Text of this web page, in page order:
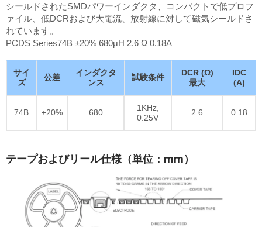
シールドされたSMDパワーインダクタ、コンパクトで低プロフ
ァイル、低DCRおよび大電流、放射線に対して磁気シールドさ
れています。
PCDS Series74B ±20% 680μH 2.6 Ω 0.18A
サイ
ズ
公差
インダクタ
ンス
試験条件
DCR (Ω)
最大
IDC
(A)
74B ±20% 680
1KHz,
0.25V
2.6 0.18
テープおよびリール仕様（単位：mm）